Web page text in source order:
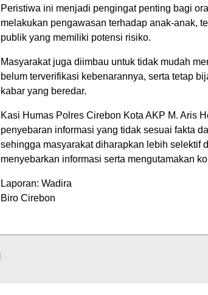
Peristiwa ini menjadi pengingat penting bagi
melakukan pengawasan terhadap anak-anak,
publik yang memiliki potensi risiko.
Masyarakat juga diimbau untuk tidak mudah
belum terverifikasi kebenarannya, serta tetap
kabar yang beredar.
Kasi Humas Polres Cirebon Kota AKP M. Aris
penyebaran informasi yang tidak sesuai fakta
sehingga masyarakat diharapkan lebih selektif
menyebarkan informasi serta mengutamakan
Laporan: Wadira
Biro Cirebon